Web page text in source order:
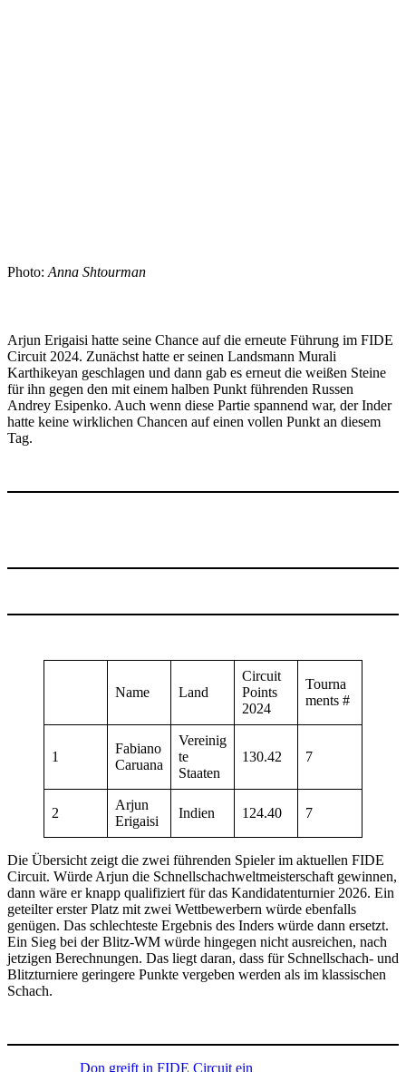
Photo: Anna Shtourman
Arjun Erigaisi hatte seine Chance auf die erneute Führung im FIDE
Circuit 2024. Zunächst hatte er seinen Landsmann Murali
Karthikeyan geschlagen und dann gab es erneut die weißen Steine
für ihn gegen den mit einem halben Punkt führenden Russen
Andrey Esipenko. Auch wenn diese Partie spannend war, der Inder
hatte keine wirklichen Chancen auf einen vollen Punkt an diesem
Tag.
Name Land
Circuit
Points
2024
Tourna
ments #
1
Fabiano
Caruana
Vereinig
te
Staaten
130.42 7
2
Arjun
Erigaisi
Indien 124.40 7
Die Übersicht zeigt die zwei führenden Spieler im aktuellen FIDE
Circuit. Würde Arjun die Schnellschachweltmeisterschaft gewinnen,
dann wäre er knapp qualifiziert für das Kandidatenturnier 2026. Ein
geteilter erster Platz mit zwei Wettbewerbern würde ebenfalls
genügen. Das schlechteste Ergebnis des Inders würde dann ersetzt.
Ein Sieg bei der Blitz-WM würde hingegen nicht ausreichen, nach
jetzigen Berechnungen. Das liegt daran, dass für Schnellschach- und
Blitzturniere geringere Punkte vergeben werden als im klassischen
Schach.
Don greift in FIDE Circuit ein